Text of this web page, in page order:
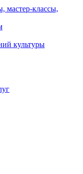
мастер-классы,
культуры